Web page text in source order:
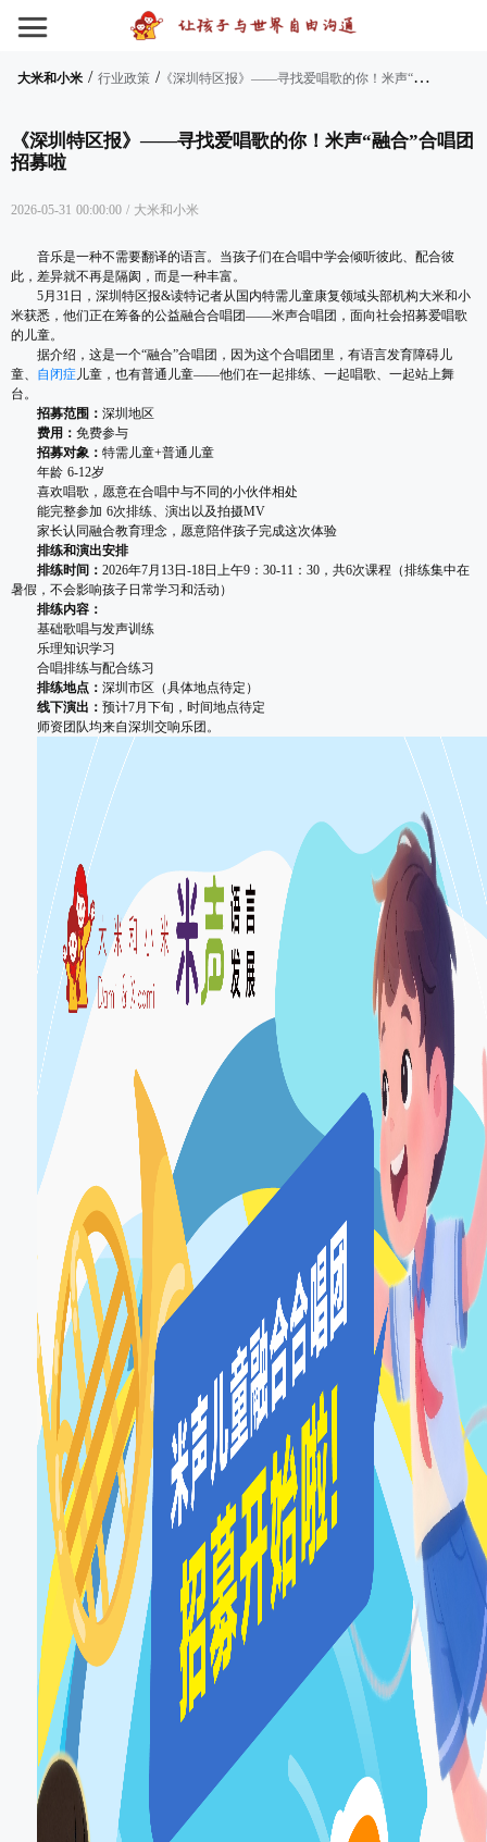
大米和小米 / 行业政策 / 《
深圳特区报》——寻找爱唱歌的你！米声“融合”合唱团招募啦
《深圳特区报》——寻找爱唱歌的你！米声“融合”合唱团
招募啦
2026-05-31 00:00:00 / 大米和小米
音乐是一种不需要翻译的语言。当孩子们在合唱中学会倾听彼此、配合彼
此，差异就不再是隔阂，而是一种丰富。
5月31日，深圳特区报&读特记者从国内特需儿童康复领域头部机构大米和小
米获悉，他们正在筹备的公益融合合唱团——米声合唱团，面向社会招募爱唱歌
的儿童。
据介绍，这是一个“融合”合唱团，因为这个合唱团里，有语言发育障碍儿
童、 自闭症儿童，也有普通儿童——他们在一起排练、一起唱歌、一起站上舞
台。
招募范围： 深圳地区
费用： 免费参与
招募对象： 特需儿童+普通儿童
年龄 6-12岁
喜欢唱歌，愿意在合唱中与不同的小伙伴相处
能完整参加 6次排练、演出以及拍摄MV
家长认同融合教育理念，愿意陪伴孩子完成这次体验
排练和演出安排
排练时间： 2026年7月13日-18日上午9：30-11：30，共6次课程（排练集中在
暑假，不会影响孩子日常学习和活动）
排练内容：
基础歌唱与发声训练
乐理知识学习
合唱排练与配合练习
排练地点： 深圳市区（具体地点待定）
线下演出： 预计7月下旬，时间地点待定
师资团队均来自深圳交响乐团。